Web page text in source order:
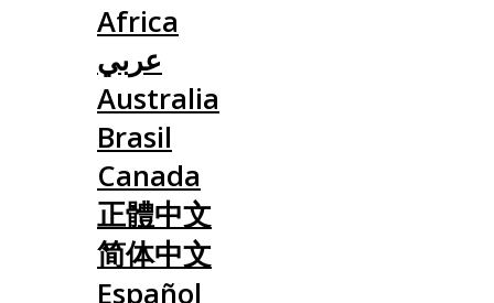
Africa
عربي
Australia
Brasil
Canada
正體中文
简体中文
Español